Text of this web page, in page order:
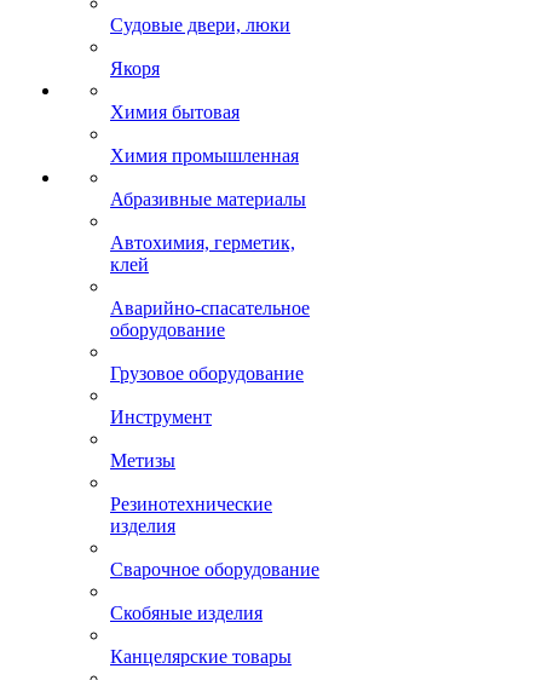
Судовые двери, люки
Якоря
Химия бытовая
Химия промышленная
Абразивные материалы
Автохимия, герметик,
клей
Аварийно-спасательное
оборудование
Грузовое оборудование
Инструмент
Метизы
Резинотехнические
изделия
Сварочное оборудование
Скобяные изделия
Канцелярские товары